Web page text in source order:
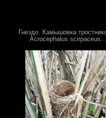
Гнездо. Камышовка
Acrocephalus